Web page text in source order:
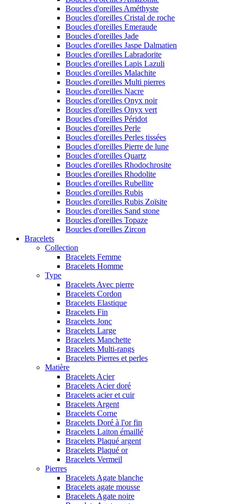
Boucles d'oreilles Améthyste
Boucles d'oreilles Cristal de roche
Boucles d'oreilles Emeraude
Boucles d'oreilles Jade
Boucles d'oreilles Jaspe Dalmatien
Boucles d'oreilles Labradorite
Boucles d'oreilles Lapis Lazuli
Boucles d'oreilles Malachite
Boucles d'oreilles Multi pierres
Boucles d'oreilles Nacre
Boucles d'oreilles Onyx noir
Boucles d'oreilles Onyx vert
Boucles d'oreilles Péridot
Boucles d'oreilles Perle
Boucles d'oreilles Perles tissées
Boucles d'oreilles Pierre de lune
Boucles d'oreilles Quartz
Boucles d'oreilles Rhodochrosite
Boucles d'oreilles Rhodolite
Boucles d'oreilles Rubellite
Boucles d'oreilles Rubis
Boucles d'oreilles Rubis Zoïsite
Boucles d'oreilles Sand stone
Boucles d'oreilles Topaze
Boucles d'oreilles Zircon
Bracelets
Collection
Bracelets Femme
Bracelets Homme
Type
Bracelets Avec pierre
Bracelets Cordon
Bracelets Elastique
Bracelets Fin
Bracelets Jonc
Bracelets Large
Bracelets Manchette
Bracelets Multi-rangs
Bracelets Pierres et perles
Matière
Bracelets Acier
Bracelets Acier doré
Bracelets acier et cuir
Bracelets Argent
Bracelets Corne
Bracelets Doré à l'or fin
Bracelets Laiton émaillé
Bracelets Plaqué argent
Bracelets Plaqué or
Bracelets Vermeil
Pierres
Bracelets Agate blanche
Bracelets agate mousse
Bracelets Agate noire